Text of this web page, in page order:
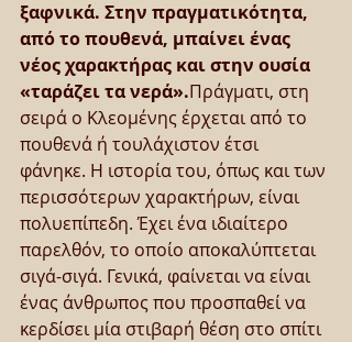
ξαφνικά. Στην πραγματικότητα,
από το πουθενά, μπαίνει ένας
νέος χαρακτήρας και στην ουσία
«ταράζει τα νερά».Πράγματι, στη
σειρά ο Κλεομένης έρχεται από το
πουθενά ή τουλάχιστον έτσι
φάνηκε. Η ιστορία του, όπως και των
περισσότερων χαρακτήρων, είναι
πολυεπίπεδη. Έχει ένα ιδιαίτερο
παρελθόν, το οποίο αποκαλύπτεται
σιγά-σιγά. Γενικά, φαίνεται να είναι
ένας άνθρωπος που προσπαθεί να
κερδίσει μία στιβαρή θέση στο σπίτι